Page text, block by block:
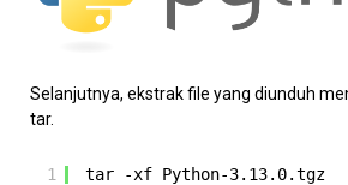
Selanjutnya, ekstrak file yang diunduh
tar.
1 tar -xf Python-3.13.0.tgz